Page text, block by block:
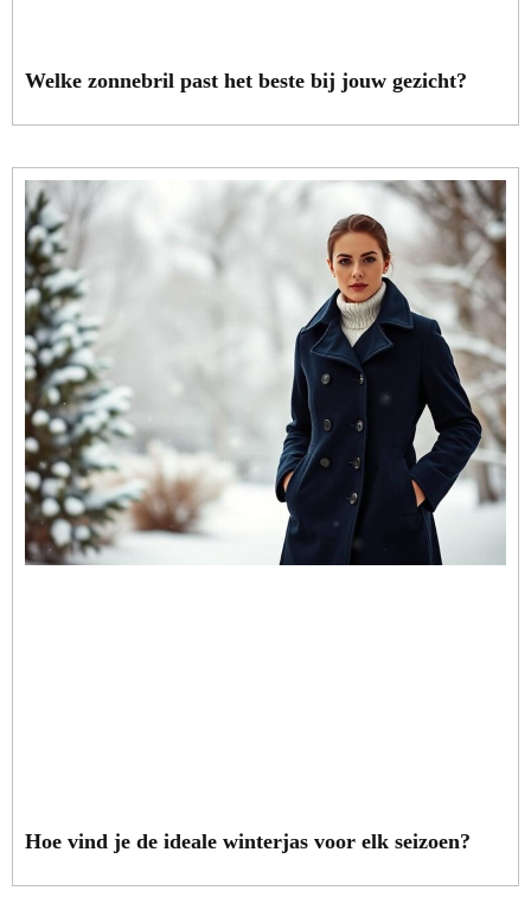
Welke zonnebril past het beste bij jouw gezicht?
Hoe vind je de ideale winterjas voor elk seizoen?